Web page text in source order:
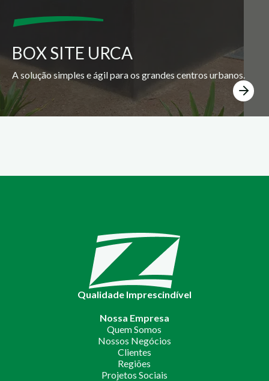
BOX SITE URCA
A solução simples e ágil para os grandes centros urbanos.
Qualidade Imprescindível
Nossa Empresa
Quem Somos
Nossos Negócios
Clientes
Regiões
Projetos Sociais